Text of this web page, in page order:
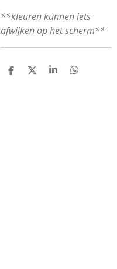
**kleuren kunnen iets
afwijken op het scherm**
D
D
S
D